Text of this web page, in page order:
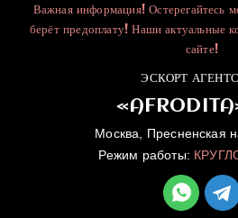
Важная информация! Остерегайтесь
берёт предоплату! Наши актуальные
сайте!
ЭСКОРТ
Москва, Пресненская
Режим работы: